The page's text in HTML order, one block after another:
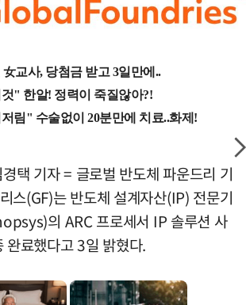
택 기자 = 글로벌 반도체 파운드리 기
스(GF)는 반도체 설계자산(IP) 전문기
의 ARC 프로세서 IP 솔루션 사
완료했다고 3일 밝혔다.